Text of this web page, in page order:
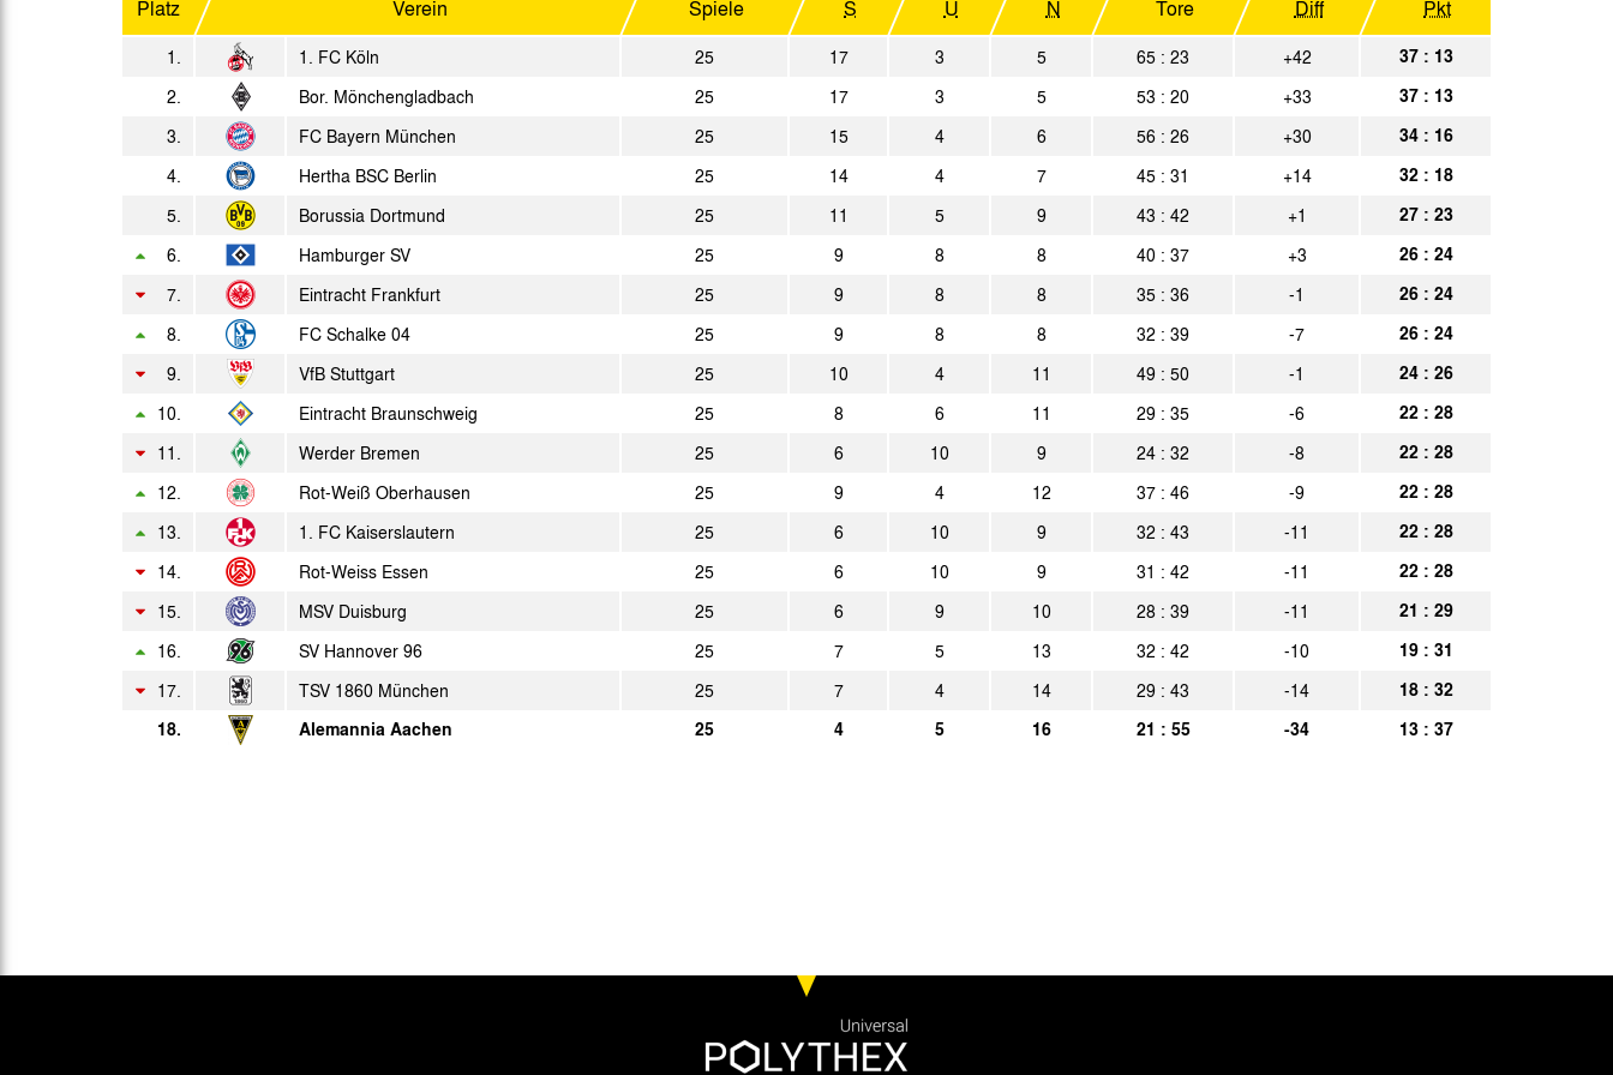
20:00 Uhr
SV Hannover 96 Alemannia Aachen
Spielbericht
Do. 30.04.1970
20:00 Uhr
Werder Bremen 4:1 Alemannia Aachen
Spielbericht
So. 03.05.1970
Alemannia Aachen 3:2 MSV Duisburg Spielbericht
Platz Verein Spiele S U N Tore Diff Pkt
1. 1. FC Köln 25 17 3 5 65 : 23 +42 37 : 13
2. Bor. Mönchengladbach 25 17 3 5 53 : 20 +33 37 : 13
3. FC Bayern München 25 15 4 6 56 : 26 +30 34 : 16
4. Hertha BSC Berlin 25 14 4 7 45 : 31 +14 32 : 18
5. Borussia Dortmund 25 11 5 9 43 : 42 +1 27 : 23
6. Hamburger SV 25 9 8 8 40 : 37 +3 26 : 24
7. Eintracht Frankfurt 25 9 8 8 35 : 36 -1 26 : 24
8. FC Schalke 04 25 9 8 8 32 : 39 -7 26 : 24
9. VfB Stuttgart 25 10 4 11 49 : 50 -1 24 : 26
10. Eintracht Braunschweig 25 8 6 11 29 : 35 -6 22 : 28
11. Werder Bremen 25 6 10 9 24 : 32 -8 22 : 28
12. Rot-Weiß Oberhausen 25 9 4 12 37 : 46 -9 22 : 28
13. 1. FC Kaiserslautern 25 6 10 9 32 : 43 -11 22 : 28
14. Rot-Weiss Essen 25 6 10 9 31 : 42 -11 22 : 28
15. MSV Duisburg 25 6 9 10 28 : 39 -11 21 : 29
16. SV Hannover 96 25 7 5 13 32 : 42 -10 19 : 31
17. TSV 1860 München 25 7 4 14 29 : 43 -14
18 : 32
18.
Alemannia Aachen 25 4 5 16 21 : 55 -34 13 : 37